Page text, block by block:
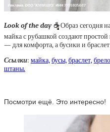
Look of the day ☕Образ сегодня
майка с рубашкой создают
— для комфорта, а бусики и
Ссылки: майка,бусы,браслет,
штаны.
Посмотри ещё. Это интересно!